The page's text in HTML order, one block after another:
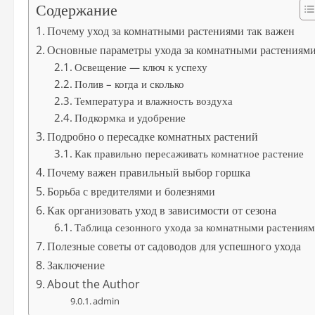
Содержание
Почему уход за комнатными растениями так важен
Основные параметры ухода за комнатными
Освещение — ключ к успеху
Полив – когда и сколько
Температура и влажность воздуха
Подкормка и удобрение
Подробно о пересадке комнатных растений
Как правильно пересаживать комнатное растение
Почему важен правильный выбор горшка
Борьба с вредителями и болезнями
Как организовать уход в зависимости от сезона
Таблица сезонного ухода за комнатными
Полезные советы от садоводов для успешного ухода
Заключение
About the Author
admin